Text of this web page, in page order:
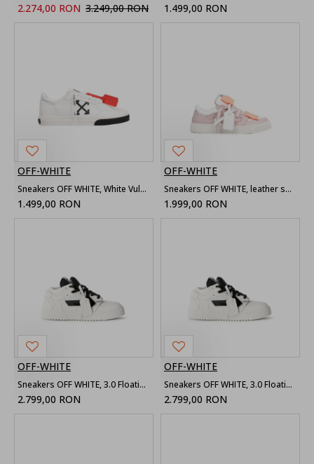
2.274,00 RON 3.249,00 RON 1.499,00 RON
OFF-WHITE
Sneakers OFF WHITE, White Vulc Low Leather Sneakers with Emblem
1.499,00 RON
OFF-WHITE
Sneakers OFF WHITE, leather sneakers 3.0 Floating Arrow, Pink
1.999,00 RON
OFF-WHITE
Sneakers OFF WHITE, 3.0 Floating Arrow Sneakers White
2.799,00 RON
OFF-WHITE
Sneakers OFF WHITE, 3.0 Floating Arrow Sneakers
2.799,00 RON